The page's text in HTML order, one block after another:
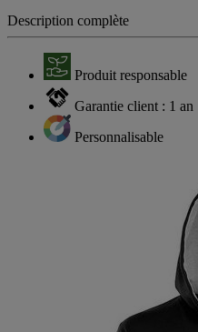
Description complète
Produit responsable
Garantie client : 1 an
Personnalisable